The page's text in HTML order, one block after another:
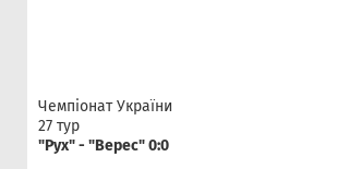
Чемпіонат України
27 тур
"Рух" - "Верес" 0:0